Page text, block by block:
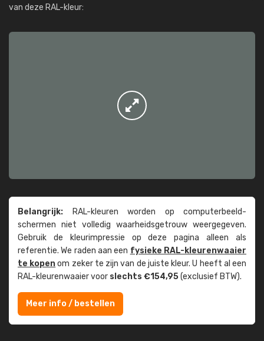
van deze RAL-kleur:
Belangrijk: RAL-kleuren worden op computer­beeld­
schermen niet volledig waarheids­­getrouw weer­gegeven.
Gebruik de kleur­impressie op deze pagina alleen als
referentie. We raden aan een fysieke RAL-kleuren­waaier
te kopenom zeker te zijn van de juiste kleur. U heeft al een
RAL-kleuren­waaier voor slechts €154,95(exclusief BTW).
Meer info / bestellen